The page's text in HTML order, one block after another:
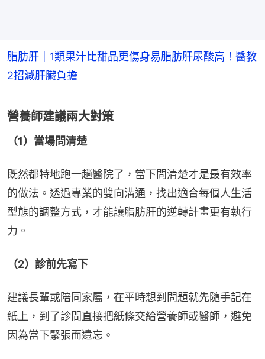
脂肪肝｜1類果汁比甜品更傷身易脂肪肝尿酸高！醫教
2招減肝臟負擔
營養師建議兩大對策
（1）當場問清楚
既然都特地跑一趟醫院了，當下問清楚才是最有效率
的做法。透過專業的雙向溝通，找出適合每個人生活
型態的調整方式，才能讓脂肪肝的逆轉計畫更有執行
力。
（2）診前先寫下
建議長輩或陪同家屬，在平時想到問題就先隨手記在
紙上，到了診間直接把紙條交給營養師或醫師，避免
因為當下緊張而遺忘。